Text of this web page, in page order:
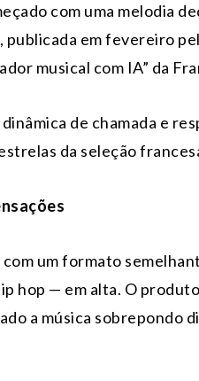
com uma melodia
publicada em fevereiro
musical com IA” da
de chamada e
da seleção
um formato
hop — em alta. O
a música sobrepondo